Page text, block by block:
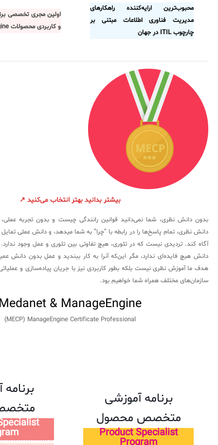
محبوب‌ترین ارایه‌کننده‌ راهکارهای
مدیریت فناوری اطلاعات مبتنی بر
چارچوب ITIL در جهان
اولین مجری تخصصی
و کاربردی محصولات ManageEngine در ایران
بیشتر بدانید بهتر انتخاب می‌کنید ↗
بدون دانش نظری، شما نمی‌دانید قوانین رانندگی چیست و بدون تجربه عملی،
دانش نظری، تمام پاسخ‌ها را در رابطه با “چرا” به شما میدهد، و دانش عملی تمایل
آگاه کند. تردیدی نیست که در تئوری، هیچ تفاوتی بین تئوری و عمل وجود ندارد.
دانش هیچ فایده‌ای ندارد، مگر این‌که آنرا به کار ببندید و عمل بدون دانش
هدف ما آموزش نظری نیست بلکه بطور کاربردی نیز با جریان پیاده‌سازی و
سازمان‌های مختلف همراه شما خواهیم بود.
& ManageEngine
MECP) ManageEngine Certificate Professional)
برنامه آموزشی
متخصص محصول
Product Specialist
DDI
ManageEngine Malware Protection Plus
سامانه مدیریت دسترسی ممتاز
سامانه مدیریت و مانیتورینگ شبکه
سامانه آزمون آنلاین